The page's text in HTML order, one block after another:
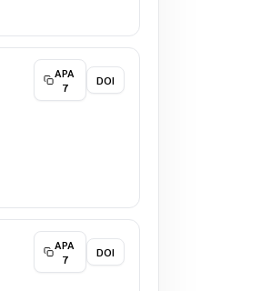
APA
7
DOI
APA
7
DOI